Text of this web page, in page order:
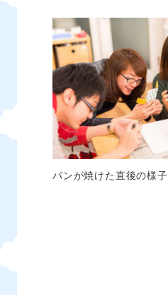
パンが焼けた直後の様子